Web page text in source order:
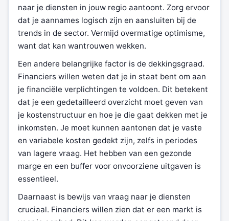
naar je diensten in jouw regio aantoont. Zorg ervoor
dat je aannames logisch zijn en aansluiten bij de
trends in de sector. Vermijd overmatige optimisme,
want dat kan wantrouwen wekken.
Een andere belangrijke factor is de dekkingsgraad.
Financiers willen weten dat je in staat bent om aan
je financiële verplichtingen te voldoen. Dit betekent
dat je een gedetailleerd overzicht moet geven van
je kostenstructuur en hoe je die gaat dekken met je
inkomsten. Je moet kunnen aantonen dat je vaste
en variabele kosten gedekt zijn, zelfs in periodes
van lagere vraag. Het hebben van een gezonde
marge en een buffer voor onvoorziene uitgaven is
essentieel.
Daarnaast is bewijs van vraag naar je diensten
cruciaal. Financiers willen zien dat er een markt is